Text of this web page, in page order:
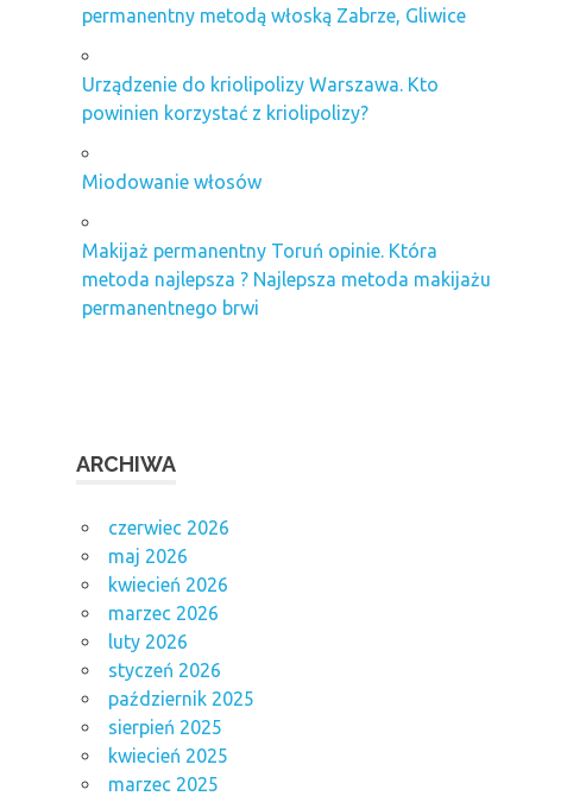
permanentny metodą włoską Zabrze, Gliwice
Urządzenie do kriolipolizy Warszawa. Kto
powinien korzystać z kriolipolizy?
Miodowanie włosów
Makijaż permanentny Toruń opinie. Która
metoda najlepsza ? Najlepsza metoda makijażu
permanentnego brwi
ARCHIWA
czerwiec 2026
maj 2026
kwiecień 2026
marzec 2026
luty 2026
styczeń 2026
październik 2025
sierpień 2025
kwiecień 2025
marzec 2025